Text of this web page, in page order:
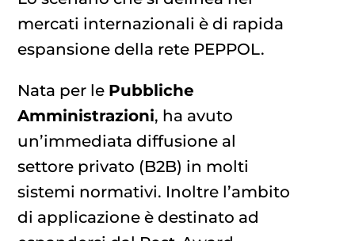
mercati internazionali è di rapida
espansione della rete PEPPOL.
Nata per le Pubbliche
Amministrazioni, ha avuto
un’immediata diffusione al
settore privato (B2B) in molti
sistemi normativi. Inoltre l’ambito
di applicazione è destinato ad